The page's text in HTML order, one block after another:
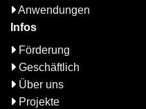
Anwendungen
Infos
Förderung
Geschäftlich
Über uns
Projekte